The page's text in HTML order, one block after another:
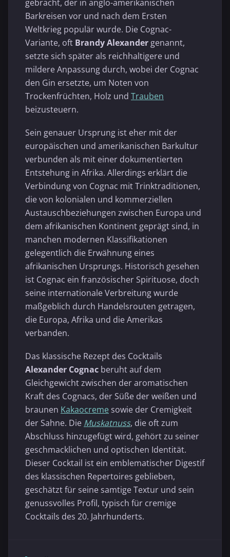
gebracht, der in anglo-amerikanischen
Barkreisen vor und nach dem Ersten
Weltkrieg populär wurde. Die Cognac-
Variante, oft Brandy Alexander genannt,
setzte sich später als reichhaltigere und
mildere Anpassung durch, wobei der Cognac
den Gin ersetzte, um Noten von
Trockenfrüchten, Holz und Trauben
beizusteuern.
Sein genauer Ursprung ist eher mit der
europäischen und amerikanischen Barkultur
verbunden als mit einer dokumentierten
Entstehung in Afrika. Allerdings erklärt die
Verbindung von Cognac mit Trinktraditionen,
die von kolonialen und kommerziellen
Austauschbeziehungen zwischen Europa und
dem afrikanischen Kontinent geprägt sind, in
manchen modernen Klassifikationen
gelegentlich die Erwähnung eines
afrikanischen Ursprungs. Historisch gesehen
ist Cognac ein französischer Spirituose, doch
seine internationale Verbreitung wurde
maßgeblich durch Handelsrouten getragen,
die Europa, Afrika und die Amerikas
verbanden.
Das klassische Rezept des Cocktails
Alexander Cognac beruht auf dem
Gleichgewicht zwischen der aromatischen
Kraft des Cognacs, der Süße der weißen und
braunen Kakaocreme sowie der Cremigkeit
der Sahne. Die Muskatnuss, die oft zum
Abschluss hinzugefügt wird, gehört zu seiner
geschmacklichen und optischen Identität.
Dieser Cocktail ist ein emblematischer Digestif
des klassischen Repertoires geblieben,
geschätzt für seine samtige Textur und sein
genussvolles Profil, typisch für cremige
Cocktails des 20. Jahrhunderts.